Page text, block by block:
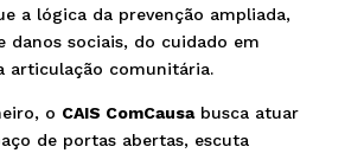
a lógica da prevenção ampliada,
danos sociais, do cuidado em
articulação comunitária.
o CAIS ComCausabusca atuar
de portas abertas, escuta